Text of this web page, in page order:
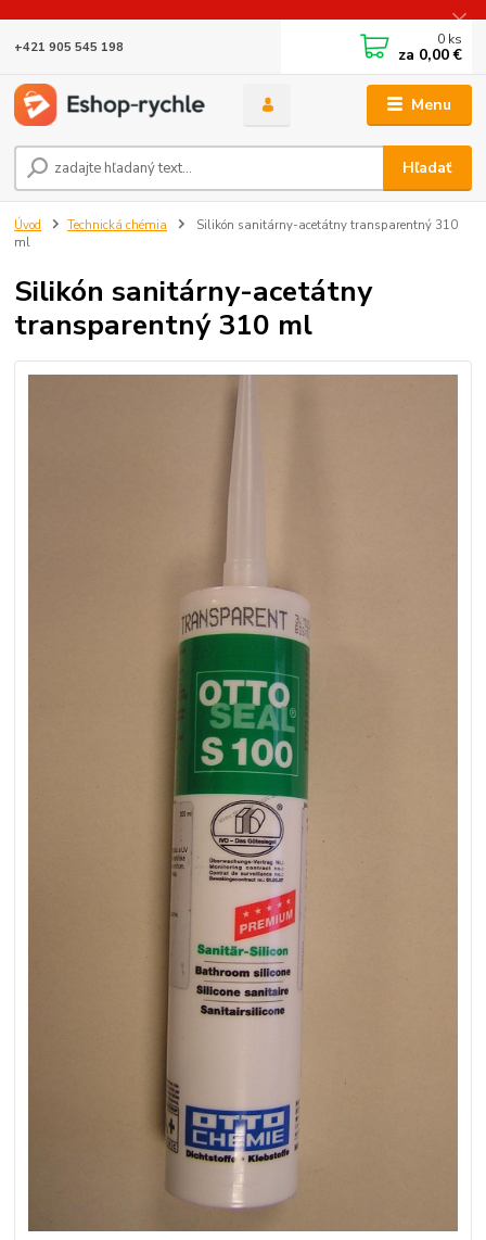
Menu
Hľadať
+421 905 545 198 0 ks
za 0,00 €
Úvod Technická chémia
Silikón sanitárny-acetátny transparentný 310
ml
Silikón sanitárny-acetátny
transparentný 310 ml